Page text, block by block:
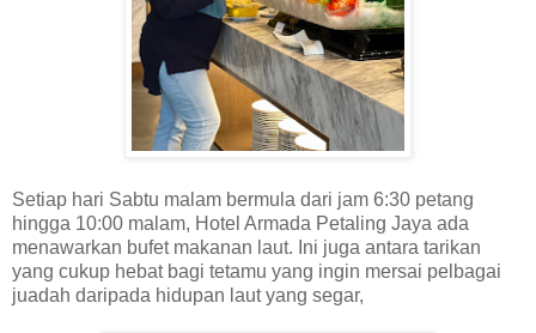
Setiap hari Sabtu malam bermula dari jam 6:30 petang
hingga 10:00 malam, Hotel Armada Petaling Jaya ada
menawarkan bufet makanan laut. Ini juga antara tarikan
yang cukup hebat bagi tetamu yang ingin mersai pelbagai
juadah daripada hidupan laut yang segar,